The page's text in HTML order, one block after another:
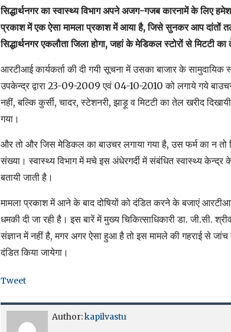
सिद्धार्थनगर का स्वास्थ्य विभाग अपने अजग-गजब कारनामें के लिए
प्रकाश में एक ऐसा मामला प्रकाश में आया है, जिसे सुनकर आप दांतों
सिद्धार्थनगर एकलौता जिला होगा, जहां के मेडिकल स्टोरों से मिटटी
आरटीआई कार्यकर्ता की दी गयी सूचना में उसका बाजार के सामुदायिक
उपकेन्द्र द्वारा 23-09-2009 एवं 04-10-2010 को लगाये गये
नहीं, बल्कि कुर्सी, चादर, स्टेशनरी, झाड़ू व मिटटी का तेल खरीद
गया।
और तो और जिस मेडिकल का बाउचर लगाया गया है, उस फर्म का न तो
संख्या। स्वास्थ्य विभाग में मचे इस अंधेरगर्दी में संबंधित स्वास्थ्य
बतायी जाती है।
मामला प्रकाश में आने के बाद दोषियों को दंडित करने के बजाएं
धमकी दी जा रही है। इस बारें में मुख्य चिकित्साधिकारी डा. जी.सी.
संज्ञान में नहीं है, मगर अगर ऐसा हुआ है तो इस मामले की गहराई से जांच
दंडित किया जायेगा।
Tweet
Author:kapilvastu